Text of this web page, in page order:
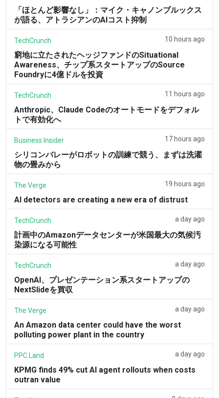
「ほとんど影響なし」：マイク・キャノンブルックス
が語る、アトラシアンのAIコスト抑制
TechCrunch 10 hours ago
窮地に立たされたヘッジファンドのSituational
Awareness、チップ系スタートアップのSource
Foundryに4億ドルを投資
TechCrunch 11 hours ago
Anthropic、Claude Codeのオートモードをデフォル
トで有効化へ
Business Insider 17 hours ago
シリコンバレーがロボットの訓練で競う、まずは洗濯
物の畳みから
The Verge 19 hours ago
AI detectors are creating a new era of distrust
TechCrunch a day ago
計画中のAmazonデータセンターが米国最大の気候汚
染源になる可能性
TechCrunch a day ago
OpenAI、プレゼンテーション系スタートアップの
NextSlideを買収
The Verge a day ago
An Amazon data center could have the worst
polluting power plant in the country
PPC Land a day ago
KPMG finds 49% cut AI agent rollouts when costs
outran value